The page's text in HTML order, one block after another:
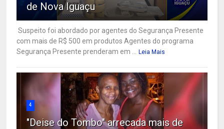
de Nova Iguaçu
Suspeito foi abordado por agentes do Segurança Presente
com mais de R$ 500 em produtos Agentes do programa
Segurança Presente prenderam em ...
Leia Mais
4
"Deise do Tombo" arrecada mais de